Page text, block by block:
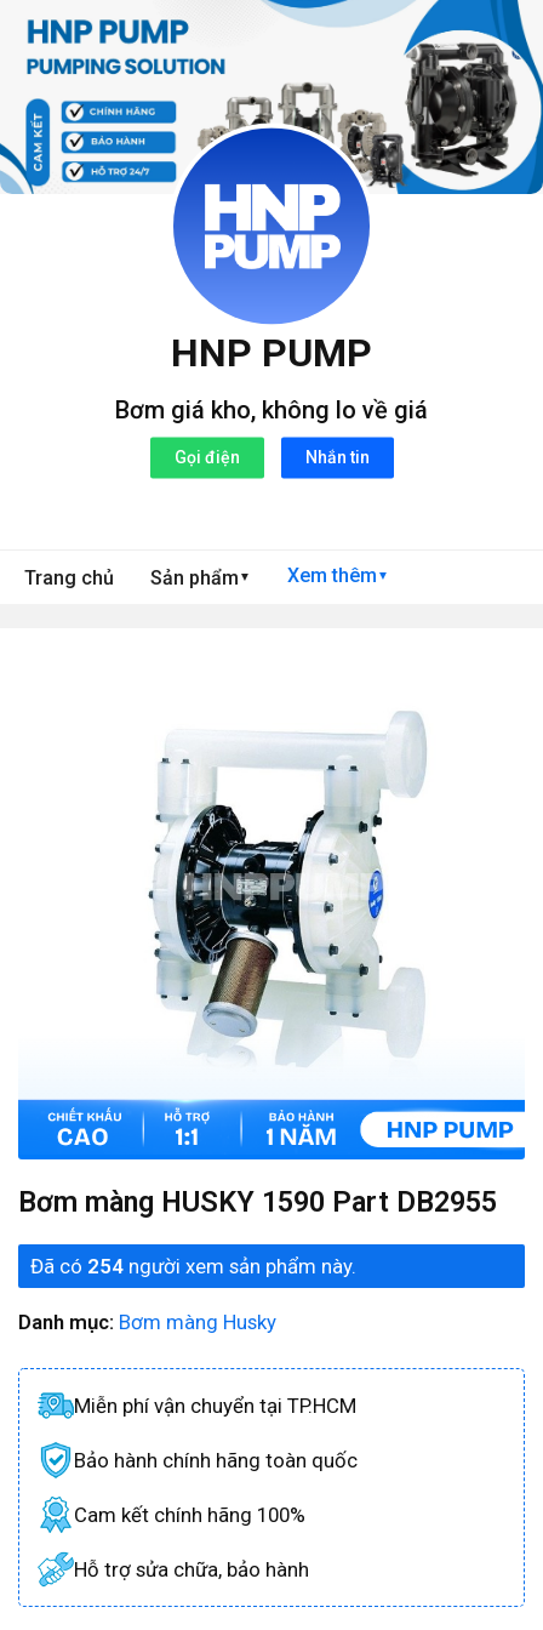
qua
dung
HNP PUMP
Bơm giá kho, không lo về giá
Gọi điện Nhắn tin
Trang chủ Sản phẩm ▼ Xem thêm ▼
Bơm màng HUSKY 1590 Part DB2955
Đã có 254 người xem sản phẩm này.
Danh mục: Bơm màng Husky
Miễn phí vận chuyển tại TP.HCM
Bảo hành chính hãng toàn quốc
Cam kết chính hãng 100%
Hỗ trợ sửa chữa, bảo hành